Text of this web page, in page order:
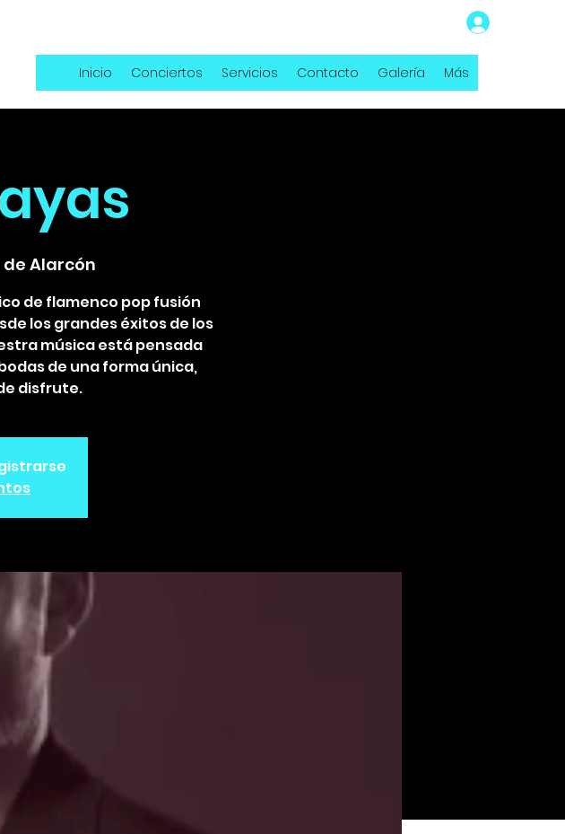
Inicio Conciertos Servicios Contacto Galería Más
de Alarcón
de flamenco pop fusión
los grandes éxitos de los
música está pensada
de una forma única,
disfrute.